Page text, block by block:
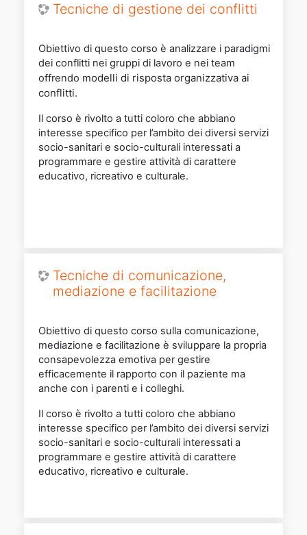
Tecniche di gestione dei conflitti
Obiettivo di questo corso è analizzare i paradigmi
dei conflitti nei gruppi di lavoro e nei team
offrendo modelli di risposta organizzativa ai
conflitti.
Il corso è rivolto a tutti coloro che abbiano
interesse specifico per l’ambito dei diversi servizi
socio-sanitari e socio-culturali interessati a
programmare e gestire attività di carattere
educativo, ricreativo e culturale.
Tecniche di comunicazione,
mediazione e facilitazione
Obiettivo di questo corso sulla comunicazione,
mediazione e facilitazione è sviluppare la propria
consapevolezza emotiva per gestire
efficacemente il rapporto con il paziente ma
anche con i parenti e i colleghi.
Il corso è rivolto a tutti coloro che abbiano
interesse specifico per l’ambito dei diversi servizi
socio-sanitari e socio-culturali interessati a
programmare e gestire attività di carattere
educativo, ricreativo e culturale.